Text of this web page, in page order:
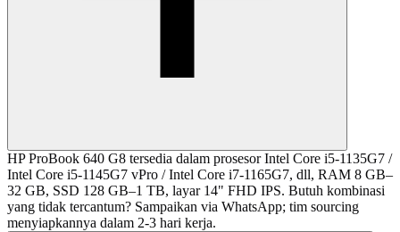
HP ProBook 640 G8 tersedia dalam prosesor Intel Core i5-1135G7 /
Intel Core i5-1145G7 vPro / Intel Core i7-1165G7, dll, RAM 8 GB–
32 GB, SSD 128 GB–1 TB, layar 14" FHD IPS. Butuh kombinasi
yang tidak tercantum? Sampaikan via WhatsApp; tim sourcing
menyiapkannya dalam 2-3 hari kerja.